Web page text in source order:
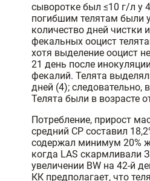
сыворотке был ≤10 г/л у
погибшим телятам были
количество дней
фекальных ооцист
хотя выделение ооцист
21 день после
фекалий. Телята
дней (4);
Телята были в возрасте
Потребление, прирост
средний CP составил
содержал минимум 20%
когда LAS скармливали
увеличении BW на 42-й
КК предполагает, что